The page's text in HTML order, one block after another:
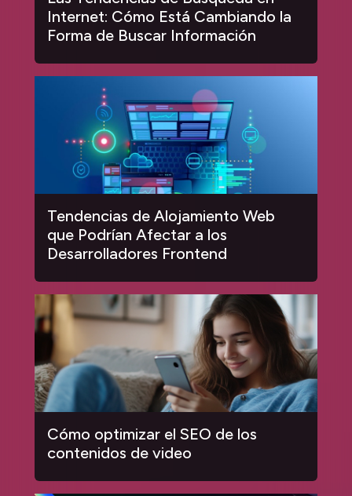
Internet: Cómo Está Cambiando la
Forma de Buscar Información
Tendencias de Alojamiento Web
que Podrían Afectar a los
Desarrolladores Frontend
Cómo optimizar el SEO de los
contenidos de video